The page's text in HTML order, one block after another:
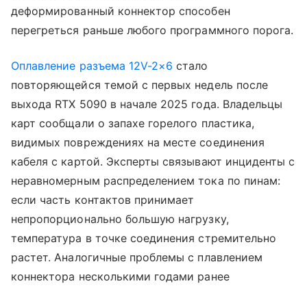
деформированный коннектор способен
перегреться раньше любого программного порога.
Оплавление разъема 12V-2×6 стало
повторяющейся темой с первых недель после
выхода RTX 5090 в начале 2025 года. Владельцы
карт сообщали о запахе горелого пластика,
видимых повреждениях на месте соединения
кабеля с картой. Эксперты связывают инциденты с
неравномерным распределением тока по пинам:
если часть контактов принимает
непропорционально большую нагрузку,
температура в точке соединения стремительно
растет. Аналогичные проблемы с плавлением
коннектора несколькими годами ранее